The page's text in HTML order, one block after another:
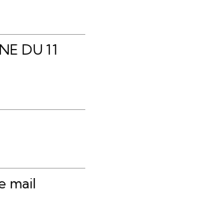
DU 11
mail